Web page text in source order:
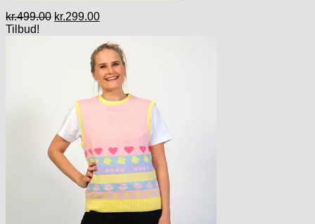
kr.499.00 Den
kr.499.00.
kr.299.00Den
pris
er:
kr.299.00.
Tilbud!